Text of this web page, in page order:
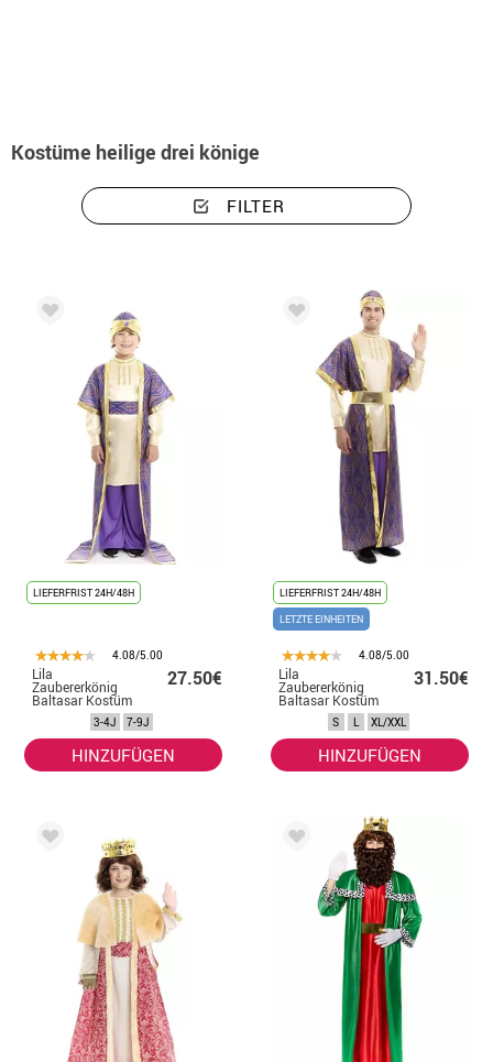
Kostüme heilige drei könige
FILTER
LIEFERFRIST 24H/48H
4.08/5.00
Lila
Zaubererkönig
Baltasar Kostüm
27.50€
3-4J 7-9J
HINZUFÜGEN
LIEFERFRIST 24H/48H
LETZTE EINHEITEN
4.08/5.00
Lila
Zaubererkönig
Baltasar Kostüm
für Herren
31.50€
S L XL/XXL
HINZUFÜGEN